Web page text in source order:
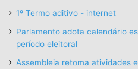
1º Termo aditivo - internet
Parlamento adota calendário
período eleitoral
Assembleia retoma atividades